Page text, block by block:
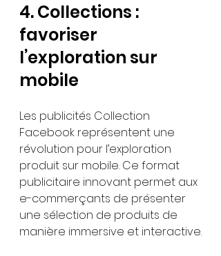
4. Collections :
favoriser
l’exploration sur
mobile
Les publicités Collection
Facebook représentent une
révolution pour l’exploration
produit sur mobile. Ce format
publicitaire innovant permet aux
e-commerçants de présenter
une sélection de produits de
manière immersive et interactive.